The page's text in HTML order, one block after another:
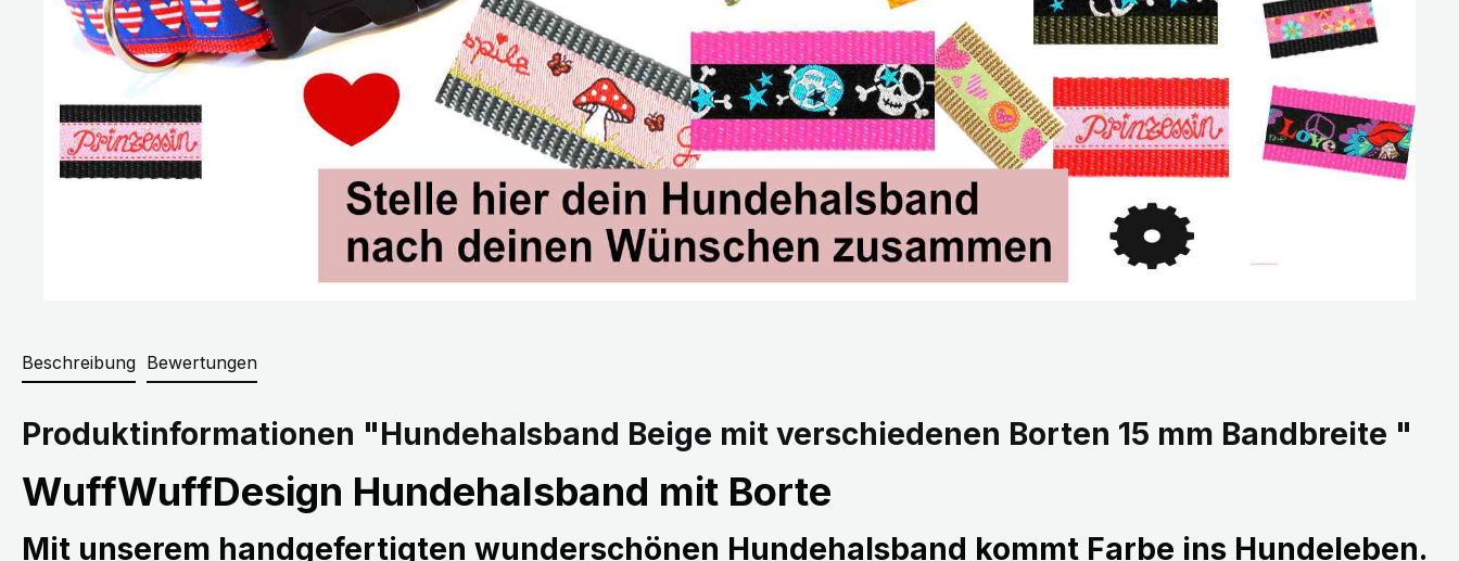
Beschreibung Bewertungen
Produktinformationen "Hundehalsband Beige mit verschiedenen Borten 15 mm Bandbreite "
WuffWuffDesign Hundehalsband mit Borte
Mit unserem handgefertigten wunderschönen Hundehalsband kommt Farbe ins Hundeleben.